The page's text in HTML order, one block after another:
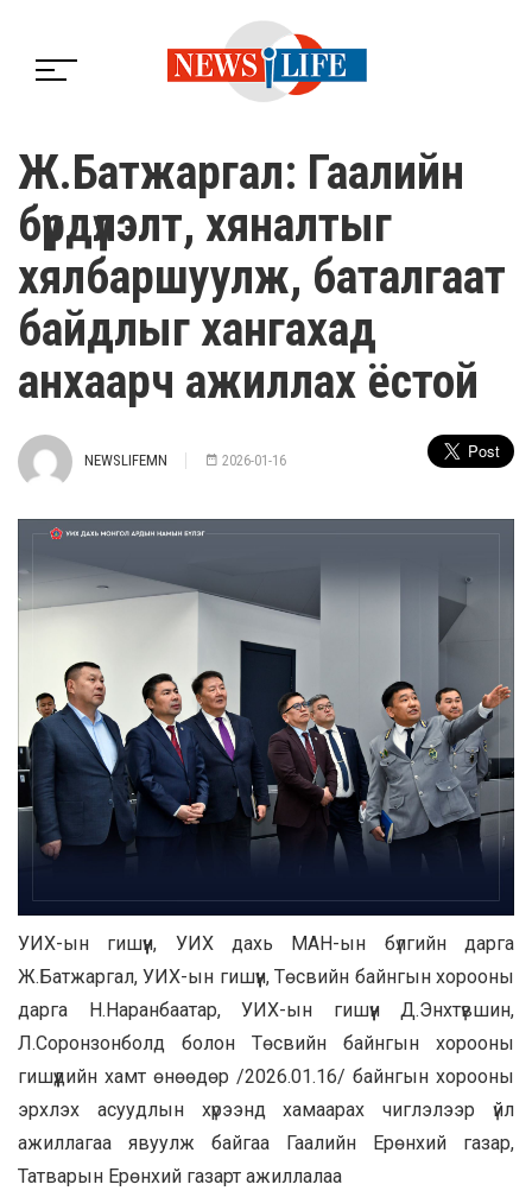
Ж.Батжаргал: Гаалийн
бүрдүүлэлт, хяналтыг
хялбаршуулж, баталгаат
байдлыг хангахад
анхаарч ажиллах ёстой
NEWSLIFEMN 2026-01-16
УИХ-ын гишүүн, УИХ дахь МАН-ын бүлгийн дарга
Ж.Батжаргал, УИХ-ын гишүүн, Төсвийн байнгын хорооны
дарга Н.Наранбаатар, УИХ-ын гишүүн Д.Энхтүвшин,
Л.Соронзонболд болон Төсвийн байнгын хорооны
гишүүдийн хамт өнөөдөр /2026.01.16/ байнгын хорооны
эрхлэх асуудлын хүрээнд хамаарах чиглэлээр үйл
ажиллагаа явуулж байгаа Гаалийн Ерөнхий газар,
Татварын Ерөнхий газарт ажиллалаа